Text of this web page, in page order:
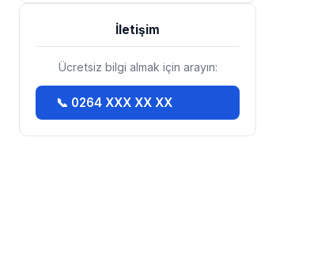
İletişim
Ücretsiz bilgi almak için arayın:
📞 0264 XXX XX XX